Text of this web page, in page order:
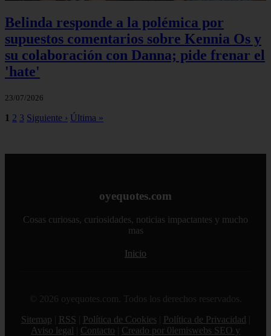
Belinda responde a la polémica por
supuestos comentarios sobre Kennia Os y
su colaboración con Danna; pide frenar el
'hate'
23/07/2026
1 2 3 Siguiente › Última »
oyequotes.com
Cosas curiosas, curiosidades, noticias impactantes y mucho
mas
Inicio
© 2026 oyequotes.com. Todos los derechos reservados.
Sitemap
RSS Política de Cookies Política de Privacidad
Aviso legal
Contacto
Creado por 0lemiswebs SEO y